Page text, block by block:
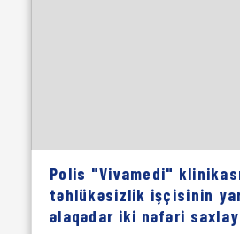
Polis "Vivamedi"
təhlükəsizlik işçisinin
əlaqədar iki nəfəri